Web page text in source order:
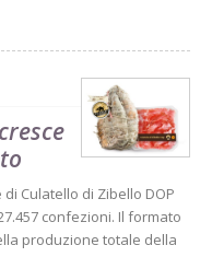
Culatello di Zibello DOP
confezioni. Il formato
produzione totale della